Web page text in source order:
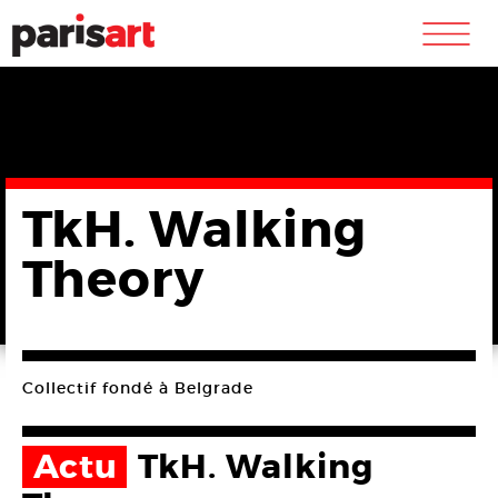
m
TkH. Walking
Theory
Collectif fondé à Belgrade
Actu TkH. Walking